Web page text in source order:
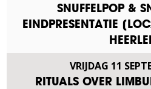
SNUFFELPOP &
EINDPRESENTATIE
VRIJDAG 11
RITUALS OVER